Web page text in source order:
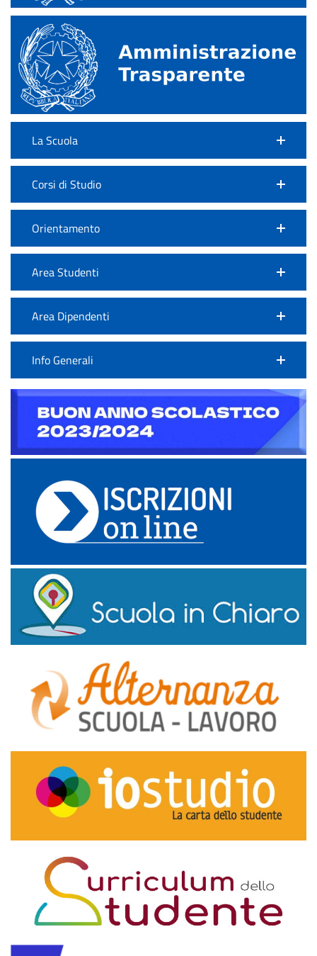
La Scuola
Corsi di Studio
Orientamento
Area Studenti
Area Dipendenti
Info Generali